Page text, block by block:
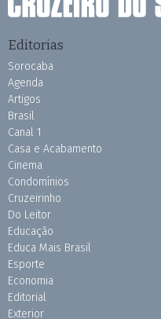
Editorias
Sorocaba
Agenda
Artigos
Brasil
Canal 1
Casa e Acabamento
Cinema
Condomínios
Cruzeirinho
Do Leitor
Educação
Educa Mais Brasil
Esporte
Economia
Editorial
Exterior